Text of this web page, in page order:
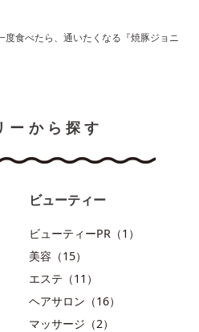
度食べたら、通いたくなる『焼豚ジョニ
ーから探す
ビューティー
ビューティーPR（1）
美容（15）
エステ（11）
ヘアサロン（16）
マッサージ（2）